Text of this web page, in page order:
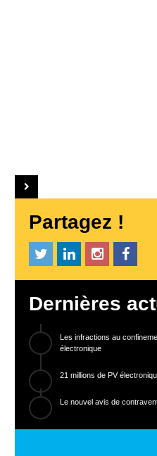
Partagez !
Dernières
Les infractions au
électronique
21 millions de PV
Le nouvel avis de